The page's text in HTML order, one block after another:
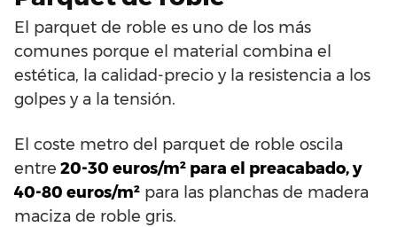
El parquet de roble es uno de los más
comunes porque el material combina el
estética, la calidad-precio y la resistencia a los
golpes y a la tensión.
El coste metro del parquet de roble oscila
entre 20-30 euros/m² para el preacabado, y
40-80 euros/m² para las planchas de madera
maciza de roble gris.